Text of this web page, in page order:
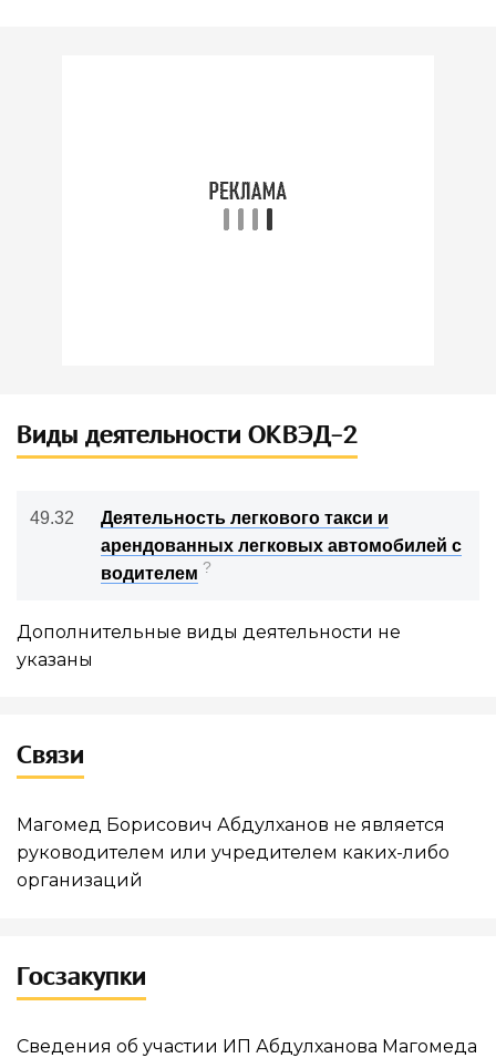
Виды деятельности ОКВЭД-2
49.32
Деятельность легкового такси и
арендованных легковых автомобилей с
водителем ?
Дополнительные виды деятельности не
указаны
Связи
Магомед Борисович Абдулханов не является
руководителем или учредителем каких-либо
организаций
Госзакупки
Сведения об участии ИП Абдулханова Магомеда